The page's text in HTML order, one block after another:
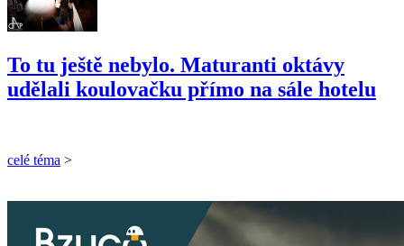
To tu ještě nebylo. Maturanti oktávy
udělali koulovačku přímo na sále hotelu
celé téma >